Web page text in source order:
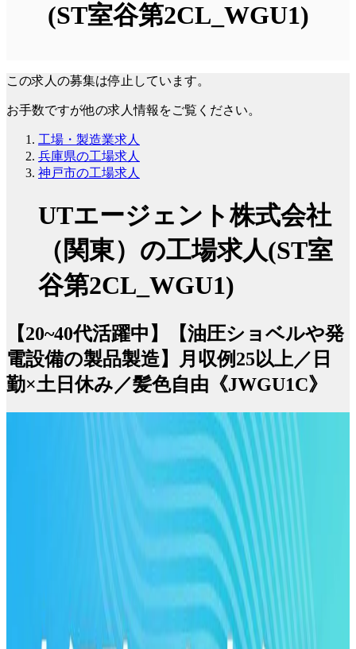
(ST室谷第2CL_WGU1)
この求人の募集は停止しています。
お手数ですが他の求人情報をご覧ください。
工場・製造業求人
兵庫県の工場求人
神戸市の工場求人
UTエージェント株式会社
（関東）の工場求人(ST室
谷第2CL_WGU1)
【20~40代活躍中】【油圧ショベルや発
電設備の製品製造】月収例25以上／日
勤×土日休み／髪色自由《JWGU1C》